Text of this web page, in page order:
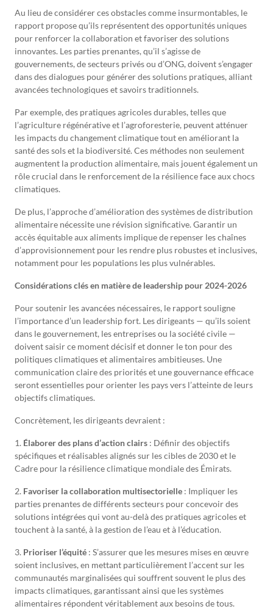
Au lieu de considérer ces obstacles comme insurmontables, le
rapport propose qu’ils représentent des opportunités uniques
pour renforcer la collaboration et favoriser des solutions
innovantes. Les parties prenantes, qu’il s’agisse de
gouvernements, de secteurs privés ou d’ONG, doivent s’engager
dans des dialogues pour générer des solutions pratiques, alliant
avancées technologiques et savoirs traditionnels.
Par exemple, des pratiques agricoles durables, telles que
l’agriculture régénérative et l’agroforesterie, peuvent atténuer
les impacts du changement climatique tout en améliorant la
santé des sols et la biodiversité. Ces méthodes non seulement
augmentent la production alimentaire, mais jouent également un
rôle crucial dans le renforcement de la résilience face aux chocs
climatiques.
De plus, l’approche d’amélioration des systèmes de distribution
alimentaire nécessite une révision significative. Garantir un
accès équitable aux aliments implique de repenser les chaînes
d’approvisionnement pour les rendre plus robustes et inclusives,
notamment pour les populations les plus vulnérables.
Considérations clés en matière de leadership pour 2024-2026
Pour soutenir les avancées nécessaires, le rapport souligne
l’importance d’un leadership fort. Les dirigeants — qu’ils soient
dans le gouvernement, les entreprises ou la société civile —
doivent saisir ce moment décisif et donner le ton pour des
politiques climatiques et alimentaires ambitieuses. Une
communication claire des priorités et une gouvernance efficace
seront essentielles pour orienter les pays vers l’atteinte de leurs
objectifs climatiques.
Concrètement, les dirigeants devraient :
1. Élaborer des plans d’action clairs : Définir des objectifs
spécifiques et réalisables alignés sur les cibles de 2030 et le
Cadre pour la résilience climatique mondiale des Émirats.
2. Favoriser la collaboration multisectorielle : Impliquer les
parties prenantes de différents secteurs pour concevoir des
solutions intégrées qui vont au-delà des pratiques agricoles et
touchent à la santé, à la gestion de l’eau et à l’éducation.
3. Prioriser l’équité : S’assurer que les mesures mises en œuvre
soient inclusives, en mettant particulièrement l’accent sur les
communautés marginalisées qui souffrent souvent le plus des
impacts climatiques, garantissant ainsi que les systèmes
alimentaires répondent véritablement aux besoins de tous.